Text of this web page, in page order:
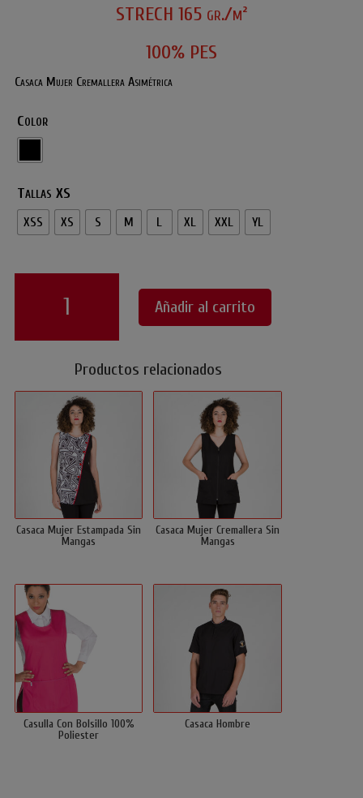
STRECH 165 gr./m²
100% PES
Casaca Mujer Cremallera Asimétrica
Color
Tallas XS
XSS XS S M L XL XXL YL
Cremallera
Asimétrica
Añadir al carrito
Productos relacionados
Casaca Mujer Estampada Sin
Mangas
Casaca Mujer Cremallera Sin
Mangas
Casulla Con Bolsillo 100%
Poliester
Casaca Hombre